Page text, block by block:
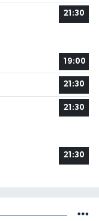
21:30
19:00
21:30
21:30
21:30